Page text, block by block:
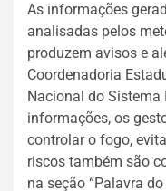
As informações
analisadas pelos
produzem avisos e
Coordenadoria
Nacional do Sistema
informações, os
controlar o fogo,
riscos também são
na seção “Palavra